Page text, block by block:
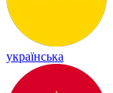
українська